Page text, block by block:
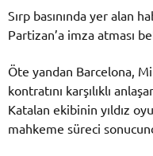
Sırp basınında yer alan
Partizan’a imza atması
Öte yandan Barcelona,
kontratını karşılıklı
Katalan ekibinin yıldız
mahkeme süreci